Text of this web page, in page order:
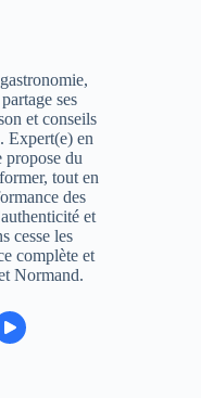
ses
et conseils
Expert(e) en
propose du
tout en
des
et
cesse les
complète et
Normand.